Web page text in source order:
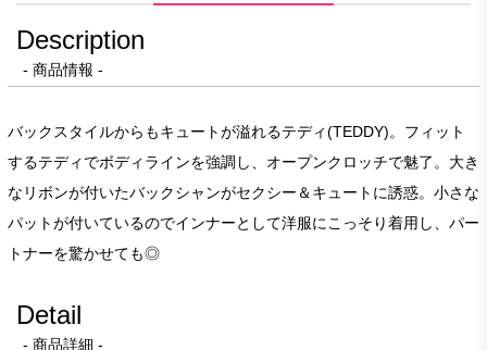
Description
- 商品情報 -
バックスタイルからもキュートが溢れるテディ(TEDDY)。フィット
するテディでボディラインを強調し、オープンクロッチで魅了。大き
なリボンが付いたバックシャンがセクシー＆キュートに誘惑。小さな
パットが付いているのでインナーとして洋服にこっそり着用し、パー
トナーを驚かせても◎
Detail
- 商品詳細 -